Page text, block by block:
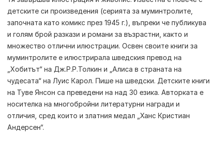
детските си произведения (серията за муминтролите,
започната като комикс през 1945 г.), въпреки че публикува
и голям брой разкази и романи за възрастни, както и
множество отлични илюстрации. Освен своите книги за
муминтролите е илюстрирала шведския превод на
„Хобитът“ на Дж.Р.Р.Толкин и „Алиса в страната на
чудесата“ на Луис Карол. Пише на шведски. Детските книги
на Туве Янсон са преведени на над 30 езика. Авторката е
носителка на многобройни литературни награди и
отличия, сред които и златния медал „Ханс Кристиан
Андерсен“.